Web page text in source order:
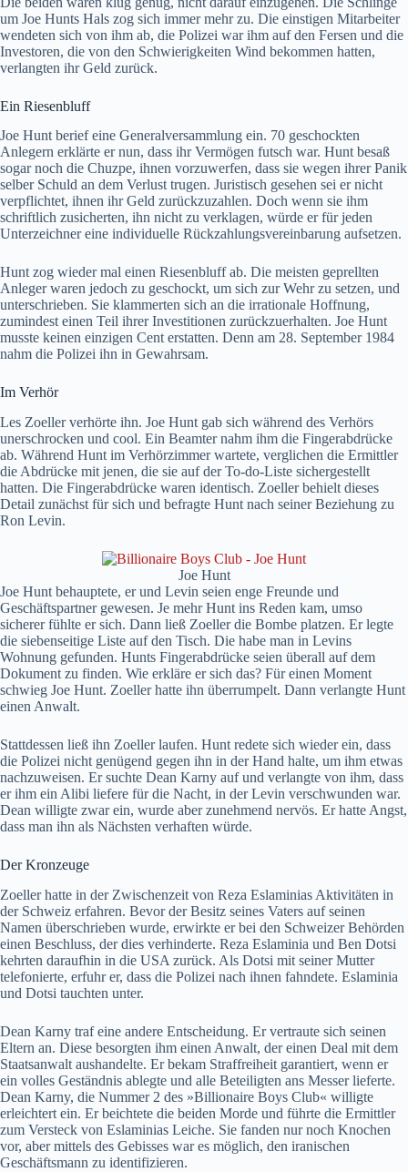
um Joe Hunts Hals zog sich immer mehr zu. Die einstigen Mitarbeiter
wendeten sich von ihm ab, die Polizei war ihm auf den Fersen und die
Investoren, die von den Schwierigkeiten Wind bekommen hatten,
verlangten ihr Geld zurück.
Ein Riesenbluff
Joe Hunt berief eine Generalversammlung ein. 70 geschockten
Anlegern erklärte er nun, dass ihr Vermögen futsch war. Hunt besaß
sogar noch die Chuzpe, ihnen vorzuwerfen, dass sie wegen ihrer Panik
selber Schuld an dem Verlust trugen. Juristisch gesehen sei er nicht
verpflichtet, ihnen ihr Geld zurückzuzahlen. Doch wenn sie ihm
schriftlich zusicherten, ihn nicht zu verklagen, würde er für jeden
Unterzeichner eine individuelle Rückzahlungsvereinbarung aufsetzen.
Hunt zog wieder mal einen Riesenbluff ab. Die meisten geprellten
Anleger waren jedoch zu geschockt, um sich zur Wehr zu setzen, und
unterschrieben. Sie klammerten sich an die irrationale Hoffnung,
zumindest einen Teil ihrer Investitionen zurückzuerhalten. Joe Hunt
musste keinen einzigen Cent erstatten. Denn am 28. September 1984
nahm die Polizei ihn in Gewahrsam.
Im Verhör
Les Zoeller verhörte ihn. Joe Hunt gab sich während des Verhörs
unerschrocken und cool. Ein Beamter nahm ihm die Fingerabdrücke
ab. Während Hunt im Verhörzimmer wartete, verglichen die Ermittler
die Abdrücke mit jenen, die sie auf der To-do-Liste sichergestellt
hatten. Die Fingerabdrücke waren identisch. Zoeller behielt dieses
Detail zunächst für sich und befragte Hunt nach seiner Beziehung zu
Ron Levin.
Joe Hunt
Joe Hunt behauptete, er und Levin seien enge Freunde und
Geschäftspartner gewesen. Je mehr Hunt ins Reden kam, umso
sicherer fühlte er sich. Dann ließ Zoeller die Bombe platzen. Er legte
die siebenseitige Liste auf den Tisch. Die habe man in Levins
Wohnung gefunden. Hunts Fingerabdrücke seien überall auf dem
Dokument zu finden. Wie erkläre er sich das? Für einen Moment
schwieg Joe Hunt. Zoeller hatte ihn überrumpelt. Dann verlangte Hunt
einen Anwalt.
Stattdessen ließ ihn Zoeller laufen. Hunt redete sich wieder ein, dass
die Polizei nicht genügend gegen ihn in der Hand halte, um ihm etwas
nachzuweisen. Er suchte Dean Karny auf und verlangte von ihm, dass
er ihm ein Alibi liefere für die Nacht, in der Levin verschwunden war.
Dean willigte zwar ein, wurde aber zunehmend nervös. Er hatte Angst,
dass man ihn als Nächsten verhaften würde.
Der Kronzeuge
Zoeller hatte in der Zwischenzeit von Reza Eslaminias Aktivitäten in
der Schweiz erfahren. Bevor der Besitz seines Vaters auf seinen
Namen überschrieben wurde, erwirkte er bei den Schweizer Behörden
einen Beschluss, der dies verhinderte. Reza Eslaminia und Ben Dotsi
kehrten daraufhin in die USA zurück. Als Dotsi mit seiner Mutter
telefonierte, erfuhr er, dass die Polizei nach ihnen fahndete. Eslaminia
und Dotsi tauchten unter.
Dean Karny traf eine andere Entscheidung. Er vertraute sich seinen
Eltern an. Diese besorgten ihm einen Anwalt, der einen Deal mit dem
Staatsanwalt aushandelte. Er bekam Straffreiheit garantiert, wenn er
ein volles Geständnis ablegte und alle Beteiligten ans Messer lieferte.
Dean Karny, die Nummer 2 des »Billionaire Boys Club« willigte
erleichtert ein. Er beichtete die beiden Morde und führte die Ermittler
zum Versteck von Eslaminias Leiche. Sie fanden nur noch Knochen
vor, aber mittels des Gebisses war es möglich, den iranischen
Geschäftsmann zu identifizieren.